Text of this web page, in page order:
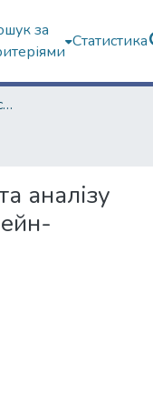
за
Статистика
Навчально-науковий інститут "Каразінський банківський інститут"
аналізу